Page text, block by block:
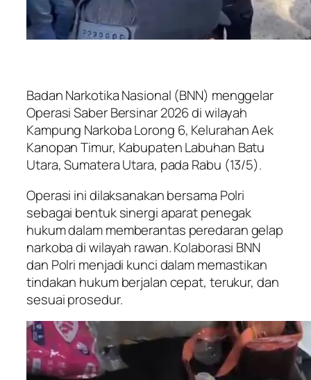
Badan Narkotika Nasional (BNN) menggelar
Operasi Saber Bersinar 2026 di wilayah
Kampung Narkoba Lorong 6, Kelurahan Aek
Kanopan Timur, Kabupaten Labuhan Batu
Utara, Sumatera Utara, pada Rabu (13/5).
Operasi ini dilaksanakan bersama Polri
sebagai bentuk sinergi aparat penegak
hukum dalam memberantas peredaran gelap
narkoba di wilayah rawan. Kolaborasi BNN
dan Polri menjadi kunci dalam memastikan
tindakan hukum berjalan cepat, terukur, dan
sesuai prosedur.